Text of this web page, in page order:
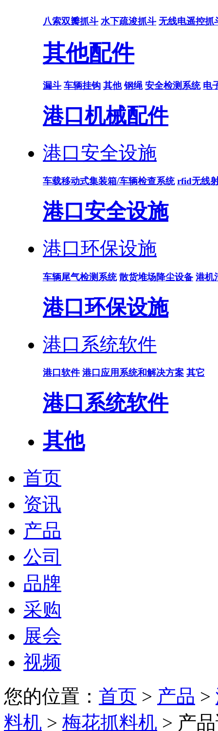
八索双瓣抓斗 水下疏浚抓斗 无线电遥控抓
其他配件
漏斗 车辆挂钩 其他 钢绳 安全检测系统 电
港口机械配件
港口安全设施
车载移动式集装箱/车辆检查系统 rfid无线
港口安全设施
港口环保设施
车辆尾气检测系统 散货堆场降尘设备 港机
港口环保设施
港口系统软件
港口软件 港口应用系统和解决方案 其它
港口系统软件
其他
首页
资讯
产品
公司
品牌
采购
展会
视频
您的位置： 首页 > 产品 >
料机 > 梅花抓料机 > 产